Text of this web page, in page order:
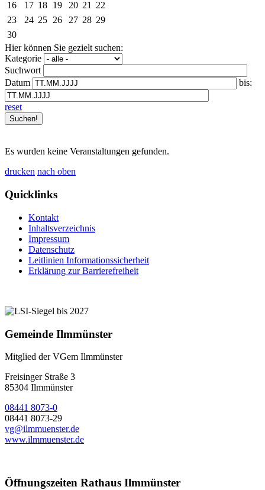
16 17 18 19 20 21
22
23
24 25 26 27 28 29
30
Hier können Sie gezielt suchen:
Kategorie
Suchwort
Datum
bis:
reset
Es wurden keine Veranstaltungen gefunden.
drucken nach oben
Quicklinks
Kontakt
Inhaltsverzeichnis
Impressum
Datenschutz
Leitlinien Informationssicherheit
Erklärung zur Barrierefreiheit
Gemeinde Ilmmünster
Mitglied der VGem Ilmmünster
Freisinger Straße 3
85304 Ilmmünster
08441 8073-0
08441 8073-29
vg@ilmmuenster.de
www.ilmmuenster.de
Öffnungszeiten Rathaus Ilmmünster